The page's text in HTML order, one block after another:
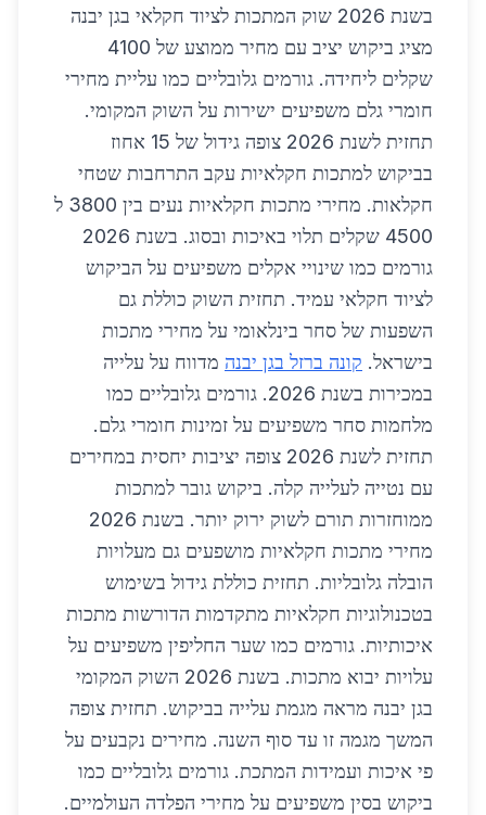
בשנת 2026 שוק המתכות לציוד חקלאי בגן יבנה
מציג ביקוש יציב עם מחיר ממוצע של 4100
שקלים ליחידה. גורמים גלובליים כמו עליית מחירי
חומרי גלם משפיעים ישירות על השוק המקומי.
תחזית לשנת 2026 צופה גידול של 15 אחוז
בביקוש למתכות חקלאיות עקב התרחבות שטחי
חקלאות. מחירי מתכות חקלאיות נעים בין 3800 ל
4500 שקלים תלוי באיכות ובסוג. בשנת 2026
גורמים כמו שינויי אקלים משפיעים על הביקוש
לציוד חקלאי עמיד. תחזית השוק כוללת גם
השפעות של סחר בינלאומי על מחירי מתכות
בישראל. קונה ברזל בגן יבנה מדווח על עלייה
במכירות בשנת 2026. גורמים גלובליים כמו
מלחמות סחר משפיעים על זמינות חומרי גלם.
תחזית לשנת 2026 צופה יציבות יחסית במחירים
עם נטייה לעלייה קלה. ביקוש גובר למתכות
ממוחזרות תורם לשוק ירוק יותר. בשנת 2026
מחירי מתכות חקלאיות מושפעים גם מעלויות
הובלה גלובליות. תחזית כוללת גידול בשימוש
בטכנולוגיות חקלאיות מתקדמות הדורשות מתכות
איכותיות. גורמים כמו שער החליפין משפיעים על
עלויות יבוא מתכות. בשנת 2026 השוק המקומי
בגן יבנה מראה מגמת עלייה בביקוש. תחזית צופה
המשך מגמה זו עד סוף השנה. מחירים נקבעים על
פי איכות ועמידות המתכת. גורמים גלובליים כמו
ביקוש בסין משפיעים על מחירי הפלדה העולמיים.